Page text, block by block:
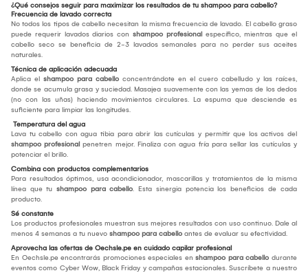
¿Qué consejos seguir para maximizar los resultados de tu shampoo para cabello?
Frecuencia de lavado correcta
No todos los tipos de cabello necesitan la misma frecuencia de lavado. El cabello graso
puede requerir lavados diarios con shampoo profesional específico, mientras que el
cabello seco se beneficia de 2-3 lavados semanales para no perder sus aceites
naturales.
Técnica de aplicación adecuada
Aplica el shampoo para cabello concentrándote en el cuero cabelludo y las raíces,
donde se acumula grasa y suciedad. Masajea suavemente con las yemas de los dedos
(no con las uñas) haciendo movimientos circulares. La espuma que desciende es
suficiente para limpiar las longitudes.
Temperatura del agua
Lava tu cabello con agua tibia para abrir las cutículas y permitir que los activos del
shampoo profesional penetren mejor. Finaliza con agua fría para sellar las cutículas y
potenciar el brillo.
Combina con productos complementarios
Para resultados óptimos, usa acondicionador, mascarillas y tratamientos de la misma
línea que tu shampoo para cabello. Esta sinergia potencia los beneficios de cada
producto.
Sé constante
Los productos profesionales muestran sus mejores resultados con uso continuo. Dale al
menos 4 semanas a tu nuevo shampoo para cabello antes de evaluar su efectividad.
Aprovecha las ofertas de Oechsle.pe en cuidado capilar profesional
En Oechsle.pe encontrarás promociones especiales en shampoo para cabello durante
eventos como Cyber Wow, Black Friday y campañas estacionales. Suscríbete a nuestro